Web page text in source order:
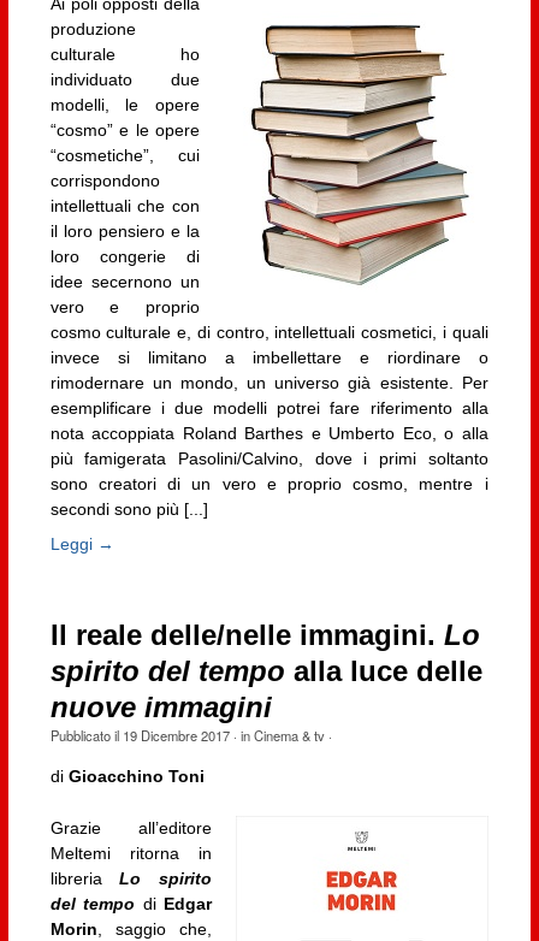
produzione
culturale ho
individuato due
modelli, le opere
“cosmo” e le opere
“cosmetiche”, cui
corrispondono
intellettuali che con
il loro pensiero e la
loro congerie di
idee secernono un
vero e proprio
cosmo culturale e, di contro, intellettuali cosmetici, i quali
invece si limitano a imbellettare e riordinare o
rimodernare un mondo, un universo già esistente. Per
esemplificare i due modelli potrei fare riferimento alla
nota accoppiata Roland Barthes e Umberto Eco, o alla
più famigerata Pasolini/Calvino, dove i primi soltanto
sono creatori di un vero e proprio cosmo, mentre i
secondi sono più [...]
Leggi →
Il reale delle/nelle immagini. Lo
spirito del tempo alla luce delle
nuove immagini
Pubblicato il 19 Dicembre 2017· inCinema & tv·
di Gioacchino Toni
Grazie all’editore
Meltemi ritorna in
libreriaLo spirito
del tempo di Edgar
Morin, saggio che,